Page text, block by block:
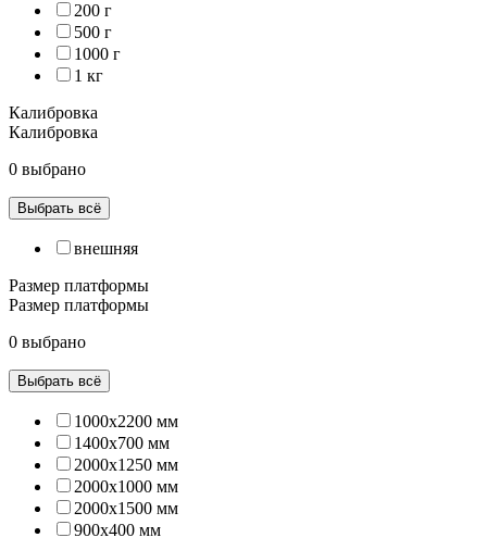
200 г
500 г
1000 г
1 кг
Калибровка
Калибровка
0 выбрано
Выбрать всё
внешняя
Размер платформы
Размер платформы
0 выбрано
Выбрать всё
1000х2200 мм
1400х700 мм
2000x1250 мм
2000х1000 мм
2000х1500 мм
900х400 мм